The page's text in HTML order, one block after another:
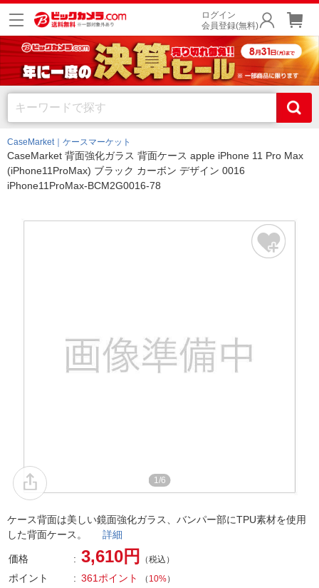
ログイン
会員登録(無料)
CaseMarket｜ケースマーケット
CaseMarket 背面強化ガラス 背面ケース apple iPhone 11 Pro Max
(iPhone11ProMax) ブラック カーボン デザイン 0016
iPhone11ProMax-BCM2G0016-78
1/6
ケース背面は美しい鏡面強化ガラス、バンパー部にTPU素材を使用
した背面ケース。 詳細
価格 3,610円 （税込）
ポイント 361ポイント （ 10%）